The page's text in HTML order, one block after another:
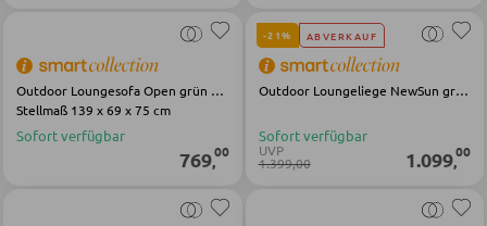
BARMÖBEL
Bartische
Servierwagen
Outdoor Loungesofa Open grün schwarz Stahl Stoff
Stellmaß 139 x 69 x 75 cm
Sofort verfügbar
769,00
-21% ABVERKAUF
Outdoor Loungeliege NewSun grau schwarz Stahl Stoff
Sofort verfügbar
UVP
1.399,00 1.099,00